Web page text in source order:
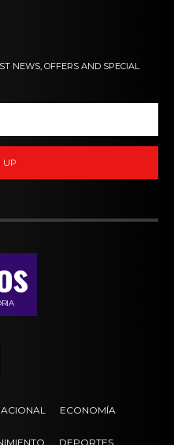
NEWS, OFFERS AND SPECIAL
UP
ECONOMÍA
DEPORTES